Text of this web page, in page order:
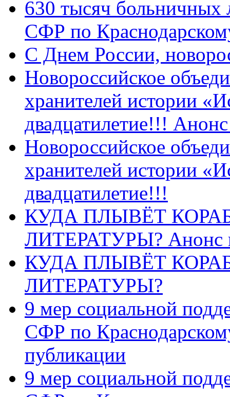
630 тысяч больничных
СФР по
C Днем России,
Новороссийское
хранителей истории
двадцатилетие!!!
Новороссийское
хранителей истории
двадцатилетие!!!
КУДА ПЛЫВЁТ
ЛИТЕРАТУРЫ? Анонс
КУДА ПЛЫВЁТ
ЛИТЕРАТУРЫ?
9 мер социальной
СФР по
публикации
9 мер социальной